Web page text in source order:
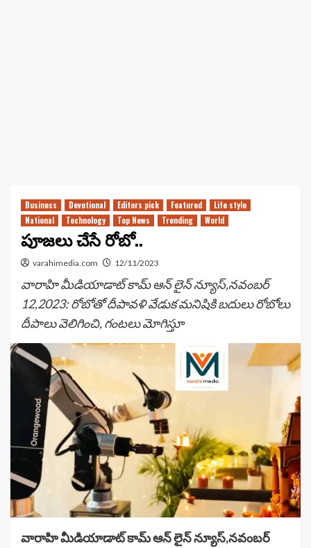
Business Devotional Editors pick Featured
Life style
National
Technology Top News Trending World
పూజలు చేసే రోబో..
varahimedia.com 12/11/2023
వారాహి మీడియాడాట్ కామ్ ఆన్ లైన్ న్యూస్,నవంబర్
12,2023: రోబోతో దీపావళి వేడుక మనిషికి బదులు రోబోలు
దీపాలు వెలిగించి, గంటలు మోగిస్తూ
వారాహి మీడియాడాట్ కామ్ ఆన్ లైన్ న్యూస్,నవంబర్